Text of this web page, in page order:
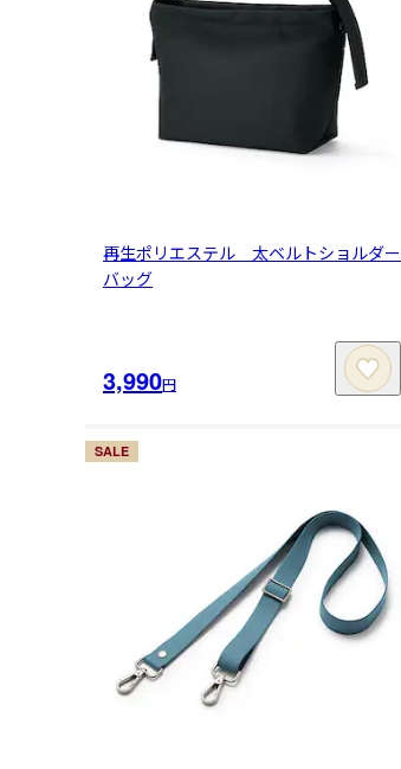
再生ポリエステル 太ベルトショルダー
バッグ
3,990円
SALE